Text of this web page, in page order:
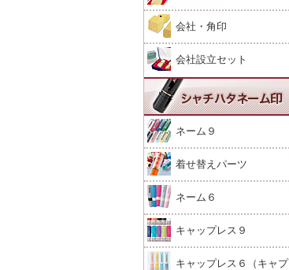
会社・角印
会社設立セット
ネーム９
着せ替えパーツ
ネーム６
キャップレス９
キャップレス６（キャプ